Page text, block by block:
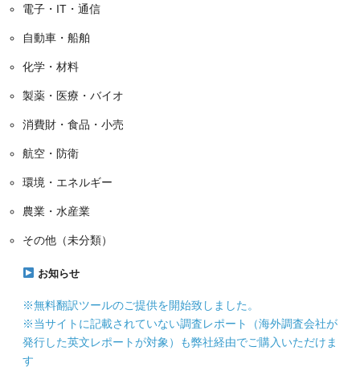
電子・IT・通信
自動車・船舶
化学・材料
製薬・医療・バイオ
消費財・食品・小売
航空・防衛
環境・エネルギー
農業・水産業
その他（未分類）
お知らせ
※無料翻訳ツールのご提供を開始致しました。
※当サイトに記載されていない調査レポート（海外調査会社が
発行した英文レポートが対象）も弊社経由でご購入いただけま
す